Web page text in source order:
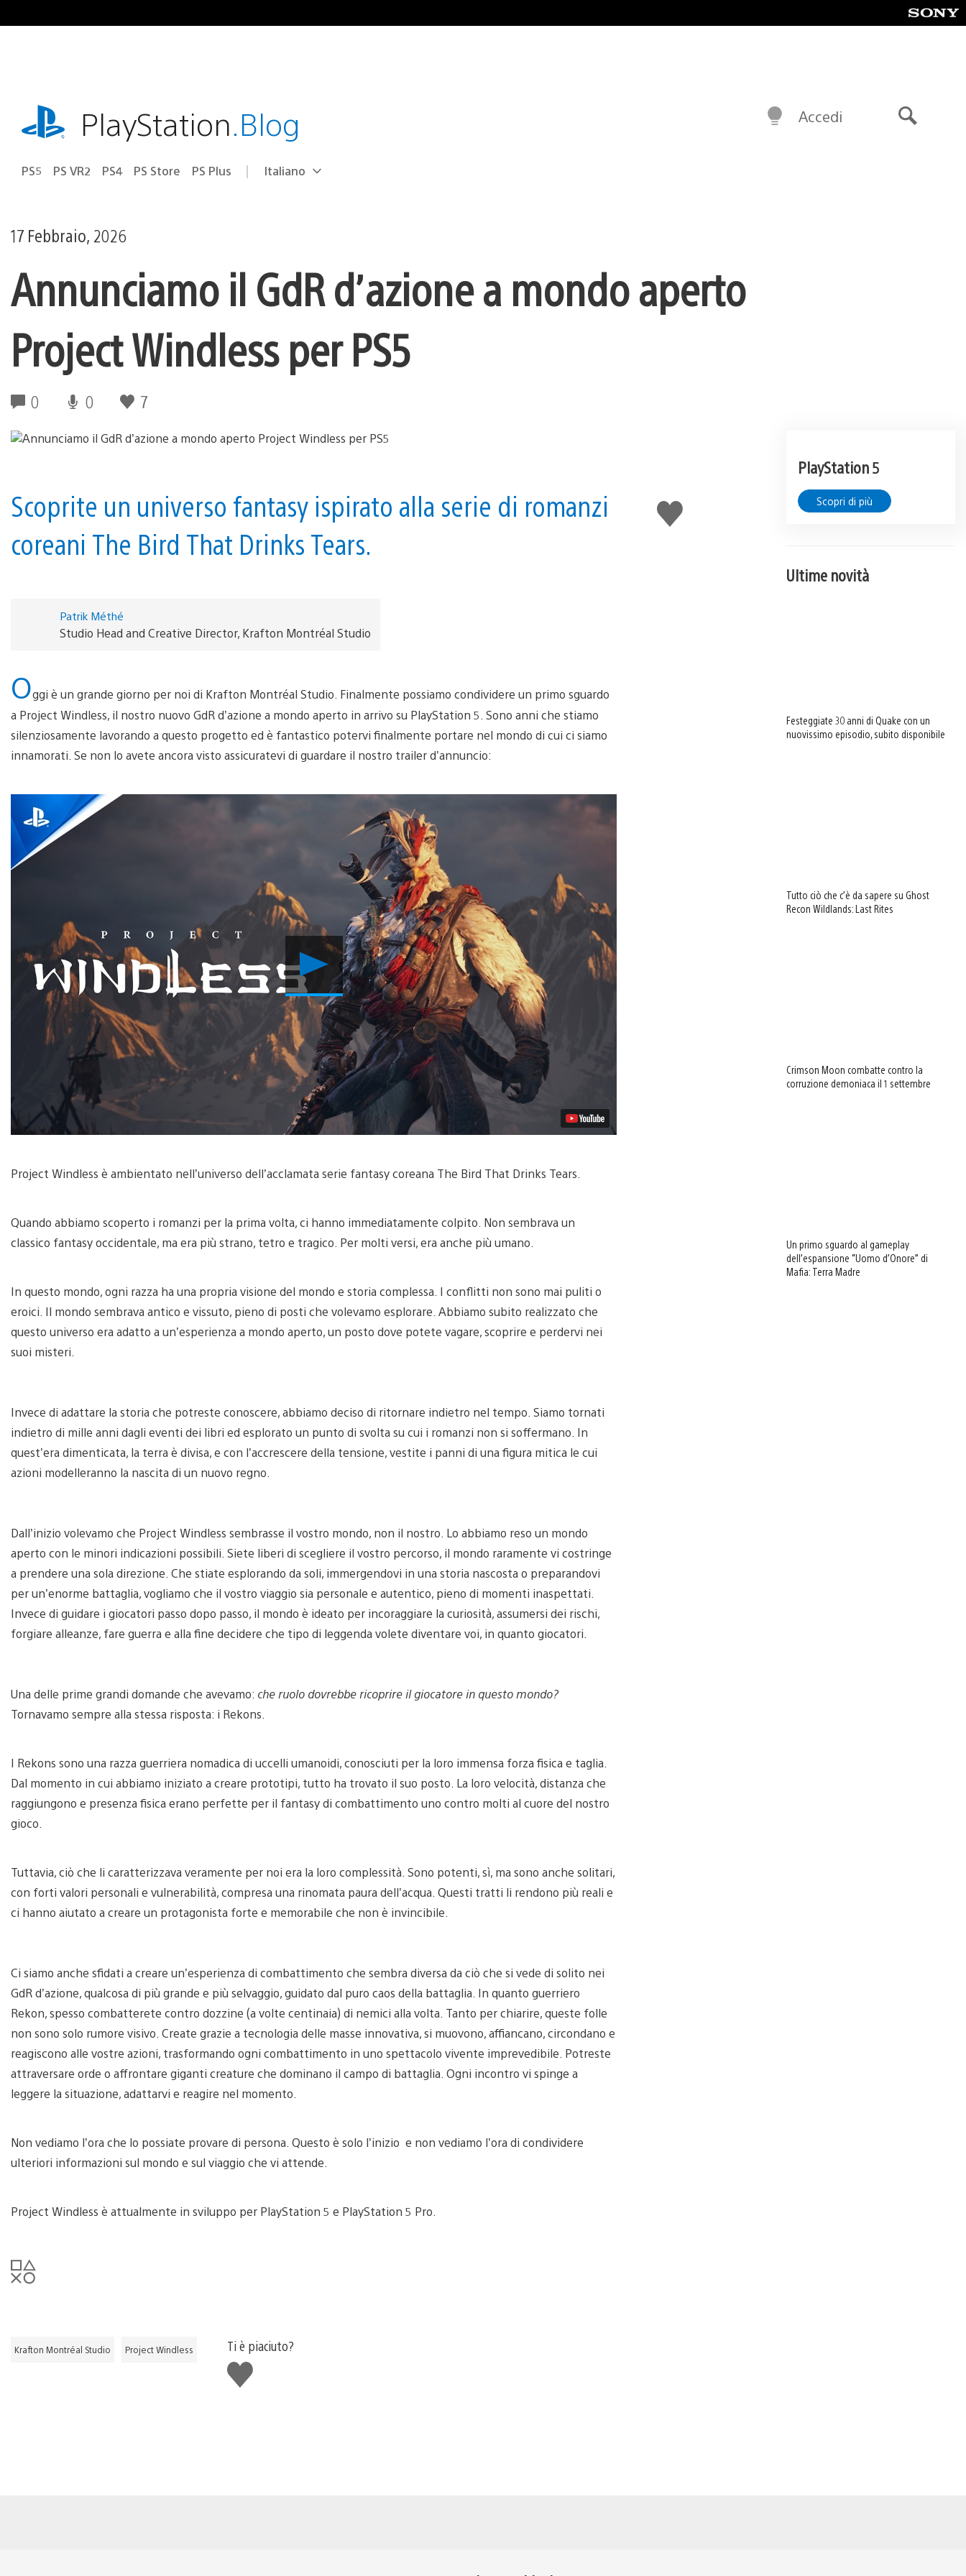
al
playstation.comPlayStation.Blog
PS5 PS VR2 PS4 PS Store PS Plus Seleziona
Regione
Italiano
Accedi
17 Febbraio, 2026
Annunciamo il GdR d’azione a mondo aperto
Project Windless per PS5
0 0 7
Mi
piace
Scoprite un universo fantasy ispirato alla serie di romanzi
coreani The Bird That Drinks Tears.
Patrik Méthé
Studio Head and Creative Director, Krafton Montréal Studio
Oggi è un grande giorno per noi di Krafton Montréal Studio. Finalmente possiamo condividere un primo sguardo
a Project Windless, il nostro nuovo GdR d’azione a mondo aperto in arrivo su PlayStation 5. Sono anni che stiamo
silenziosamente lavorando a questo progetto ed è fantastico potervi finalmente portare nel mondo di cui ci siamo
innamorati. Se non lo avete ancora visto assicuratevi di guardare il nostro trailer d’annuncio:
Riproduci
video
Project Windless è ambientato nell’universo dell’acclamata serie fantasy coreana The Bird That Drinks Tears.
Quando abbiamo scoperto i romanzi per la prima volta, ci hanno immediatamente colpito. Non sembrava un
classico fantasy occidentale, ma era più strano, tetro e tragico. Per molti versi, era anche più umano.
In questo mondo, ogni razza ha una propria visione del mondo e storia complessa. I conflitti non sono mai puliti o
eroici. Il mondo sembrava antico e vissuto, pieno di posti che volevamo esplorare. Abbiamo subito realizzato che
questo universo era adatto a un’esperienza a mondo aperto, un posto dove potete vagare, scoprire e perdervi nei
suoi misteri.
Invece di adattare la storia che potreste conoscere, abbiamo deciso di ritornare indietro nel tempo. Siamo tornati
indietro di mille anni dagli eventi dei libri ed esplorato un punto di svolta su cui i romanzi non si soffermano. In
quest’era dimenticata, la terra è divisa, e con l’accrescere della tensione, vestite i panni di una figura mitica le cui
azioni modelleranno la nascita di un nuovo regno.
Dall’inizio volevamo che Project Windless sembrasse il vostro mondo, non il nostro. Lo abbiamo reso un mondo
aperto con le minori indicazioni possibili. Siete liberi di scegliere il vostro percorso, il mondo raramente vi costringe
a prendere una sola direzione. Che stiate esplorando da soli, immergendovi in una storia nascosta o preparandovi
per un’enorme battaglia, vogliamo che il vostro viaggio sia personale e autentico, pieno di momenti inaspettati.
Invece di guidare i giocatori passo dopo passo, il mondo è ideato per incoraggiare la curiosità, assumersi dei rischi,
forgiare alleanze, fare guerra e alla fine decidere che tipo di leggenda volete diventare voi, in quanto giocatori.
Una delle prime grandi domande che avevamo: che ruolo dovrebbe ricoprire il giocatore in questo mondo?
Tornavamo sempre alla stessa risposta: i Rekons.
I Rekons sono una razza guerriera nomadica di uccelli umanoidi, conosciuti per la loro immensa forza fisica e taglia.
Dal momento in cui abbiamo iniziato a creare prototipi, tutto ha trovato il suo posto. La loro velocità, distanza che
raggiungono e presenza fisica erano perfette per il fantasy di combattimento uno contro molti al cuore del nostro
gioco.
Tuttavia, ciò che li caratterizzava veramente per noi era la loro complessità. Sono potenti, sì, ma sono anche solitari,
con forti valori personali e vulnerabilità, compresa una rinomata paura dell’acqua. Questi tratti li rendono più reali e
ci hanno aiutato a creare un protagonista forte e memorabile che non è invincibile.
Ci siamo anche sfidati a creare un’esperienza di combattimento che sembra diversa da ciò che si vede di solito nei
GdR d’azione, qualcosa di più grande e più selvaggio, guidato dal puro caos della battaglia. In quanto guerriero
Rekon, spesso combatterete contro dozzine (a volte centinaia) di nemici alla volta. Tanto per chiarire, queste folle
non sono solo rumore visivo. Create grazie a tecnologia delle masse innovativa, si muovono, affiancano, circondano e
reagiscono alle vostre azioni, trasformando ogni combattimento in uno spettacolo vivente imprevedibile. Potreste
attraversare orde o affrontare giganti creature che dominano il campo di battaglia. Ogni incontro vi spinge a
leggere la situazione, adattarvi e reagire nel momento.
Non vediamo l’ora che lo possiate provare di persona. Questo è solo l’inizio e non vediamo l’ora di condividere
ulteriori informazioni sul mondo e sul viaggio che vi attende.
Project Windless è attualmente in sviluppo per PlayStation 5 e PlayStation 5 Pro.
Krafton Montréal Studio Project Windless
Ti è piaciuto?
Mi
piace
PlayStation 5
Scopri di più
Ultime novità
Festeggiate 30 anni di Quake con un
nuovissimo episodio, subito disponibile
Tutto ciò che c’è da sapere su Ghost
Recon Wildlands: Last Rites
Crimson Moon combatte contro la
corruzione demoniaca il 1 settembre
Un primo sguardo al gameplay
dell’espansione “Uomo d’Onore” di
Mafia: Terra Madre